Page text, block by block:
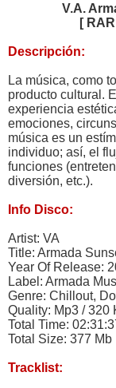
V.A.
[
Descripción:
La música, como
producto cultural.
experiencia
emociones,
música es un
individuo; así, el
funciones
diversión, etc.).
Info Disco:
Artist: VA
Title: Armada
Year Of Release:
Label: Armada
Genre: Chillout,
Quality: Mp3 / 320
Total Time:
Total Size: 377 Mb
Tracklist: